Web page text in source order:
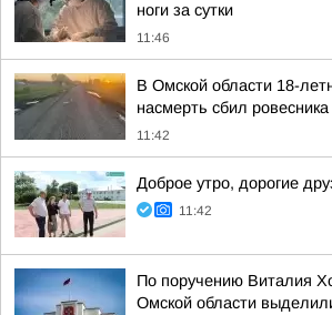
ноги за сутки
11:46
В Омской области 18-
насмерть сбил ровесника
11:42
Доброе утро, дорогие
11:42
По поручению Виталия
Омской области